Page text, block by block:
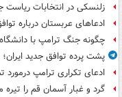
زلنسکی در انتخابات
ادعاهای عربستان درباره
چگونه جنگ ترامپ با
پشت پرده توافق جدید ایران؛
ادعای تکراری ترامپ درمورد
گرد و غبار آسمان قم را تیره